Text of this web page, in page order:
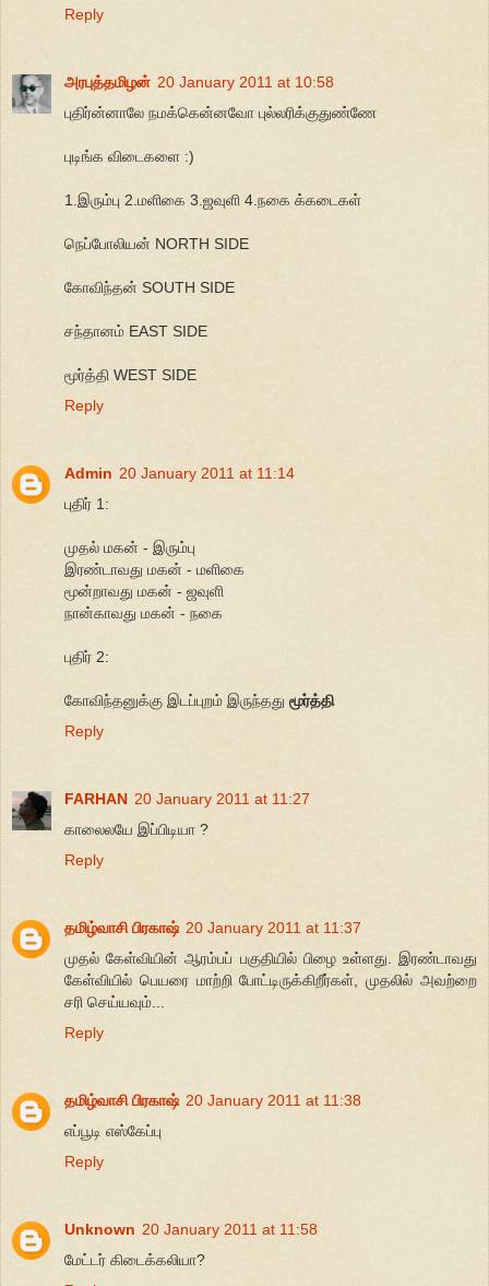
Reply
அரபுத்தமிழன் 20 January 2011 at 10:58
புதிர்ன்னாலே நமக்கென்னவோ புல்லரிக்குதுண்ணே
புடிங்க விடைகளை :)
1.இரும்பு 2.மளிகை 3.ஜவுளி 4.நகை க்கடைகள்
நெப்போலியன் NORTH SIDE
கோவிந்தன் SOUTH SIDE
சந்தானம் EAST SIDE
மூர்த்தி WEST SIDE
Reply
Admin 20 January 2011 at 11:14
புதிர் 1:
முதல் மகன் - இரும்பு
இரண்டாவது மகன் - மளிகை
மூன்றாவது மகன் - ஜவுளி
நான்காவது மகன் - நகை
புதிர் 2:
கோவிந்தனுக்கு இடப்புறம் இருந்தது மூர்த்தி
Reply
FARHAN 20 January 2011 at 11:27
காலைலயே இப்பிடியா ?
Reply
தமிழ்வாசி பிரகாஷ் 20 January 2011 at 11:37
முதல் கேள்வியின் ஆரம்பப் பகுதியில் பிழை உள்ளது. இரண்டாவது
கேள்வியில் பெயரை மாற்றி போட்டிருக்கிறீர்கள், முதலில் அவற்றை
சரி செய்யவும்...
Reply
தமிழ்வாசி பிரகாஷ் 20 January 2011 at 11:38
எப்பூடி எஸ்கேப்பு
Reply
Unknown 20 January 2011 at 11:58
மேட்டர் கிடைக்கலியா?